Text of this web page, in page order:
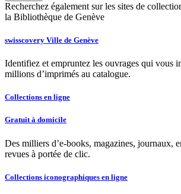
Recherchez également sur les sites de
la Bibliothèque de Genève
swisscovery Ville de Genève
Identifiez et empruntez les ouvrages qui vous
millions d’imprimés au catalogue.
Collections en ligne
Gratuit à domicile
Des milliers d’e-books, magazines, journaux,
revues à portée de clic.
Collections iconographiques en ligne